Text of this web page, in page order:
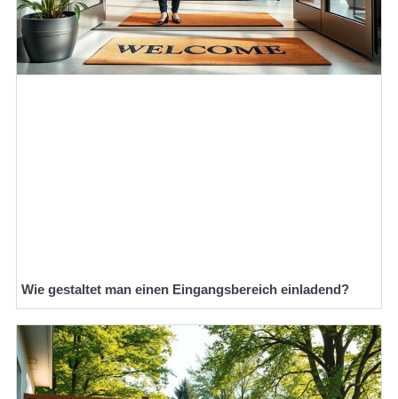
Wie gestaltet man einen Eingangsbereich einladend?